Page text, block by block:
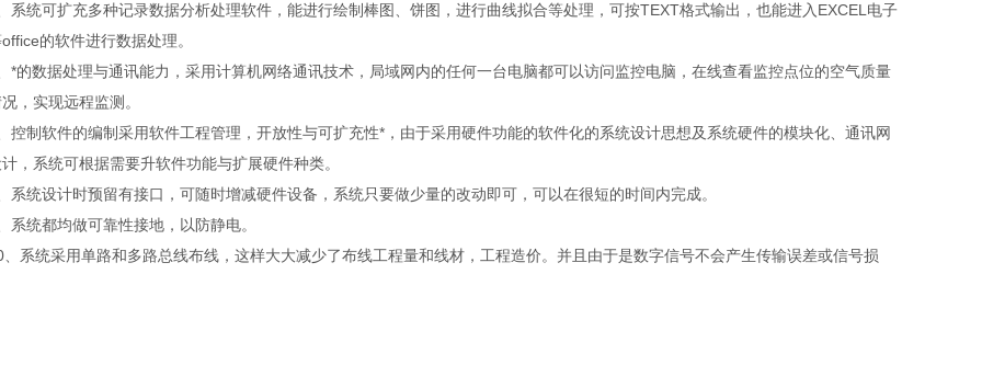
统可扩充多种记录数据分析处理软件，能进行绘制棒图、饼图，进行曲线拟合等处理，可按TEXT格式输出，也能进入EXCEL电子
的软件进行数据处理。
数据处理与通讯能力，采用计算机网络通讯技术，局域网内的任何一台电脑都可以访问监控电脑，在线查看监控点位的空气质量
，实现远程监测。
制软件的编制采用软件工程管理，开放性与可扩充性*，由于采用硬件功能的软件化的系统设计思想及系统硬件的模块化、通讯网
，系统可根据需要升软件功能与扩展硬件种类。
统设计时预留有接口，可随时增减硬件设备，系统只要做少量的改动即可，可以在很短的时间内完成。
统都均做可靠性接地，以防静电。
统采用单路和多路总线布线，这样大大减少了布线工程量和线材，工程造价。并且由于是数字信号不会产生传输误差或信号损